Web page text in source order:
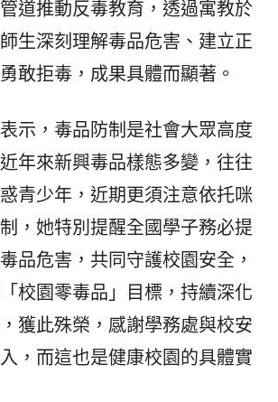
道推動反毒教育，透過寓教於
生深刻理解毒品危害、建立正
敢拒毒，成果具體而顯著。
示，毒品防制是社會大眾高度
年來新興毒品樣態多變，往往
青少年，近期更須注意依托咪
，她特別提醒全國學子務必提
品危害，共同守護校園安全，
校園零毒品」目標，持續深化
獲此殊榮，感謝學務處與校安
，而這也是健康校園的具體實